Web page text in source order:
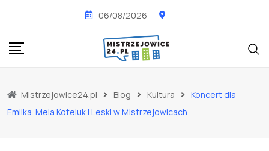
content
06/08/2026
Mistrzejowice24.pl Blog Kultura
Koncert dla
Emilka. Mela Koteluk i Leski w Mistrzejowicach
Koncert dla Emilka. Mela